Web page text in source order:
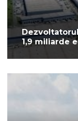
1,9 miliarde